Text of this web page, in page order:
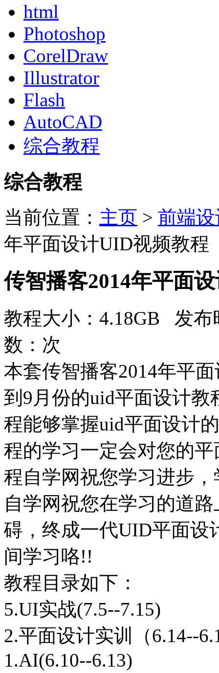
html
Photoshop
CorelDraw
Illustrator
Flash
AutoCAD
综合教程
综合教程
当前位置： 主页 > 前端
年平面设计UID视频教程
传智播客2014年平面
教程大小：4.18GB 发
数： 次
本套传智播客2014年平
到9月份的uid平面设计
程能够掌握uid平面设计
程的学习一定会对您的
程自学网祝您学习进步
自学网祝您在学习的道
碍，终成一代UID平面设
间学习咯!!
教程目录如下：
5.UI实战(7.5--7.15)
2.平面设计实训（6.14--
1.AI(6.10--6.13)